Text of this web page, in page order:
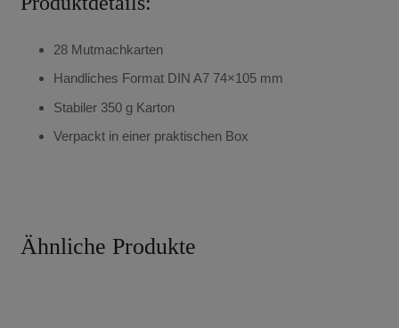
28 Mutmachkarten
Handliches Format DIN A7 74×105 mm
Stabiler 350 g Karton
Verpackt in einer praktischen Box
Ähnliche Produkte